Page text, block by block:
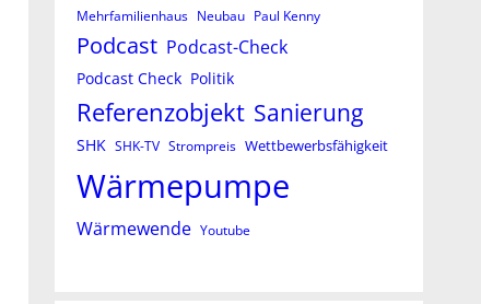
Mehrfamilienhaus Neubau Paul Kenny
Podcast Podcast-Check
Podcast Check Politik
Referenzobjekt Sanierung
SHK SHK-TV Strompreis Wettbewerbsfähigkeit
Wärmepumpe
Wärmewende Youtube